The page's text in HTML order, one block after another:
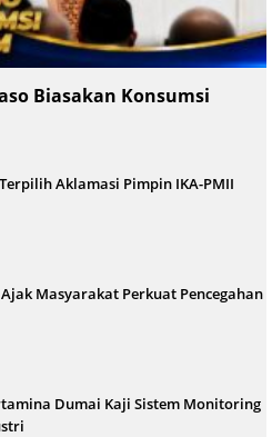
Biasakan Konsumsi
Aklamasi Pimpin IKA-PMII
Masyarakat Perkuat Pencegahan
Dumai Kaji Sistem Monitoring